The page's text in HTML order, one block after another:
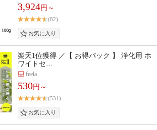
3,924円～
(82)
楽天1位獲得 ／【 お得パック 】 浄化用 ホ
ワイトセ…
feela
530円～
(531)